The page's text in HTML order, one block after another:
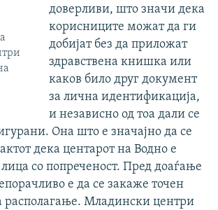
доверливи, што значи дека
корисниците можат да ги
добијат без да приложат
здравствена книшка или
каков било друг документ
за лична идентификација,
и независно од тоа дали се
Она што е значајно да се
дека центарот на Водно е
со попреченост. Пред доаѓање
е да се закаже точен
располагање. Младински центри